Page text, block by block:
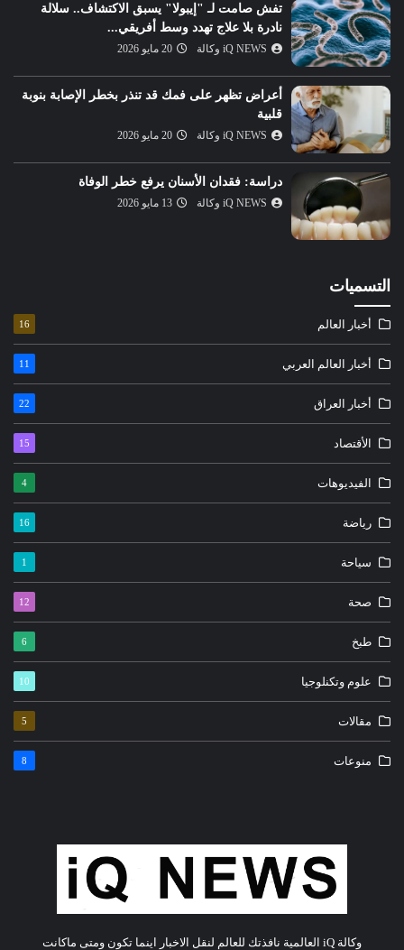
تفش صامت لـ "إيبولا" يسبق الاكتشاف.. سلالة
نادرة بلا علاج تهدد وسط أفريقي...
iQ NEWS وكالة 20 مايو 2026
أعراض تظهر على فمك قد تنذر بخطر الإصابة بنوبة
قلبية
iQ NEWS وكالة 20 مايو 2026
دراسة: فقدان الأسنان يرفع خطر الوفاة
iQ NEWS وكالة 13 مايو 2026
التسميات
أخبار العالم 16
أخبار العالم العربي 11
أخبار العراق 22
الأقتصاد 15
الفيديوهات 4
رياضة 16
سياحة 1
صحة 12
طبخ 6
علوم وتكنلوجيا 10
مقالات 5
منوعات 8
وكالة iQ العالمية نافذتك للعالم لنقل الاخبار اينما تكون ومتى ماكانت